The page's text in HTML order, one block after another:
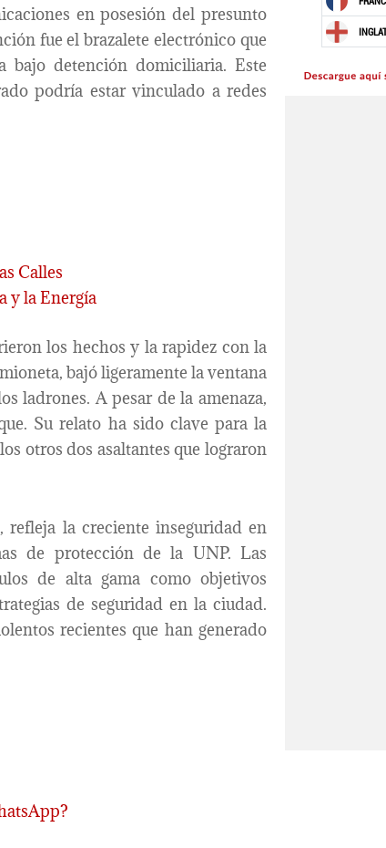
en posesión del presunto
fue el brazalete electrónico que
bajo detención domiciliaria. Este
podría estar vinculado a redes
Calles
y la Energía
los hechos y la rapidez con la
bajó ligeramente la ventana
ladrones. A pesar de la amenaza,
Su relato ha sido clave para la
otros dos asaltantes que lograron
refleja la creciente inseguridad en
de protección de la UNP. Las
de alta gama como objetivos
de seguridad en la ciudad.
recientes que han generado